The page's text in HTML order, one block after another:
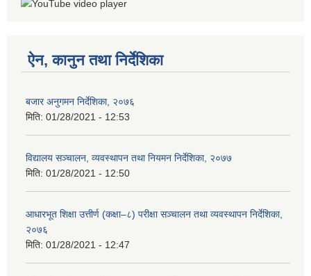
ऐन, कानुन तथा निर्देशिका
बजार अनुगमन निर्देशिका, २०७६
मिति: 01/28/2021 - 12:53
विद्यालय सञ्चालन, व्यवस्थापन तथा नियमन निर्देशिका, २०७७
मिति: 01/28/2021 - 12:50
आधारभूत शिक्षा उत्तीर्ण (कक्षा–८) परीक्षा सञ्चालन तथा व्यवस्थापन निर्देशिका,
२०७६
मिति: 01/28/2021 - 12:47